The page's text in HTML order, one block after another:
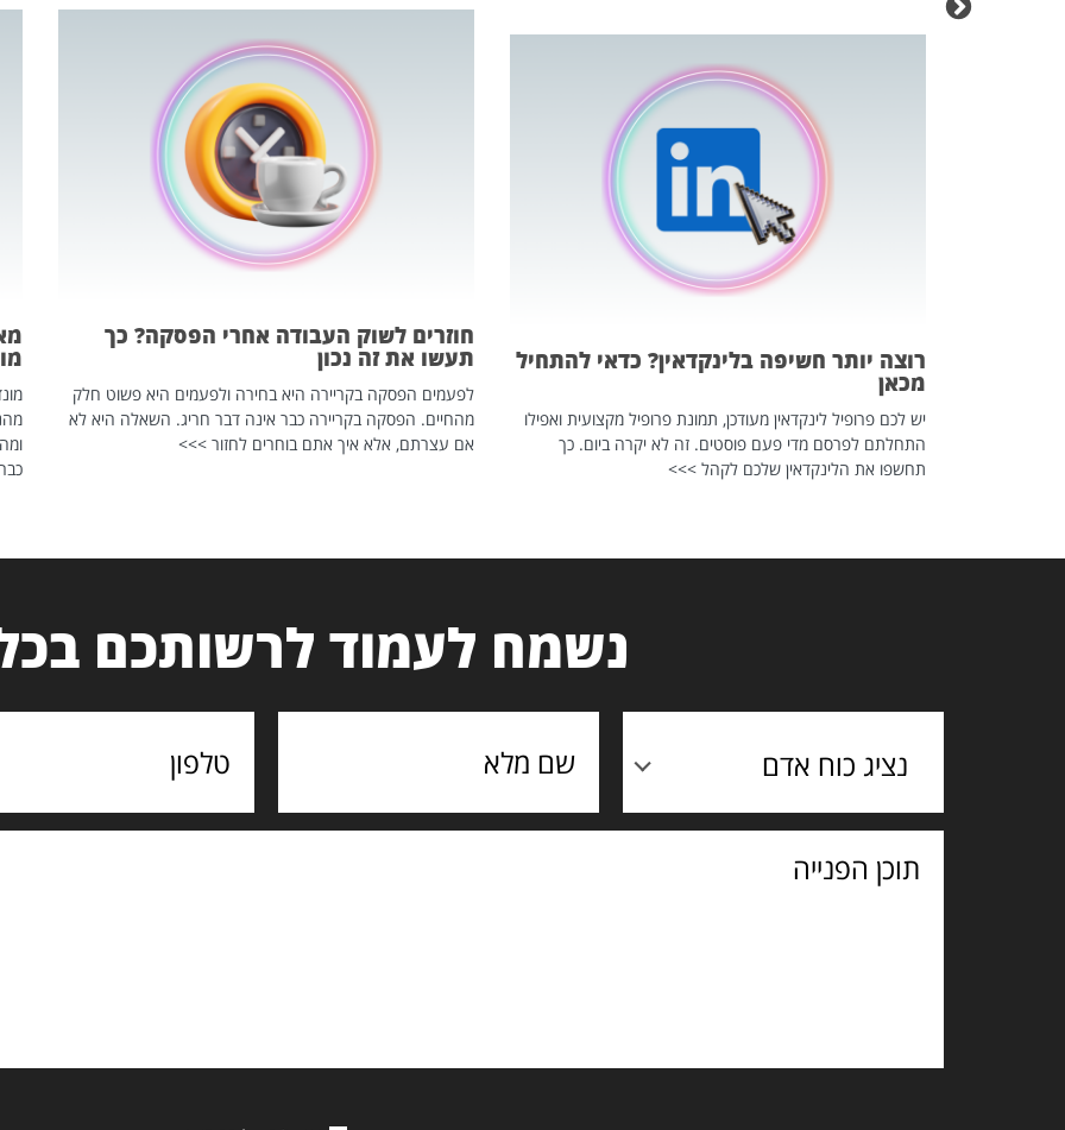
רוצה יותר חשיפה בלינקדאין? כדאי להתחיל
מכאן
יש לכם פרופיל לינקדאין מעודכן, תמונת פרופיל מקצועית ואפילו
התחלתם לפרסם מדי פעם פוסטים. זה לא יקרה ביום. כך
תחשפו את הלינקדאין שלכם לקהל >>>
חוזרים לשוק העבודה אחרי הפסקה? כך
תעשו את זה נכון
לפעמים הפסקה בקריירה היא בחירה ולפעמים היא פשוט חלק
מהחיים. הפסקה בקריירה כבר אינה דבר חריג. השאלה היא לא
אם עצרתם, אלא איך אתם בוחרים לחזור >>>
נשמח לעמוד לרשותכם
נציג כוח אדם
תוכן